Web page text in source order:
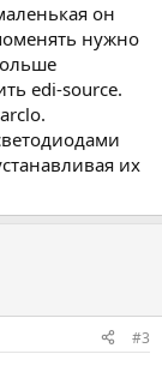
он
нужно
edi-source.
их
#3